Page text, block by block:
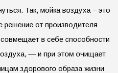
Так, мойка воздуха – это
решение от производителя
в себе способности
— и при этом очищает
здорового образа жизни